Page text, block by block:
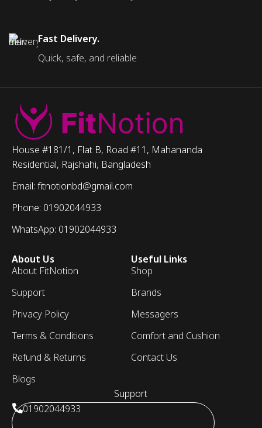
Fast Delivery.
Quick, safe, and reliable
House #181/1, Flat B, Road #11, Mahananda
Residential, Rajshahi, Bangladesh
Email: fitnotionbd@gmail.com
Phone: 01902044933
WhatsApp: 01902044933
About Us
About FitNotion
Support
Privacy Policy
Terms & Conditions
Refund & Returns
Blogs
Useful Links
Shop
Brands
Messagers
Comfort and Cushion
Contact Us
Support
01902044933